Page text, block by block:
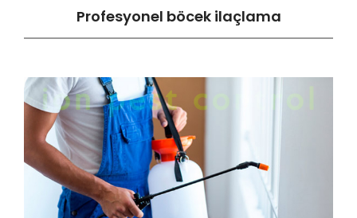
Profesyonel böcek ilaçlama